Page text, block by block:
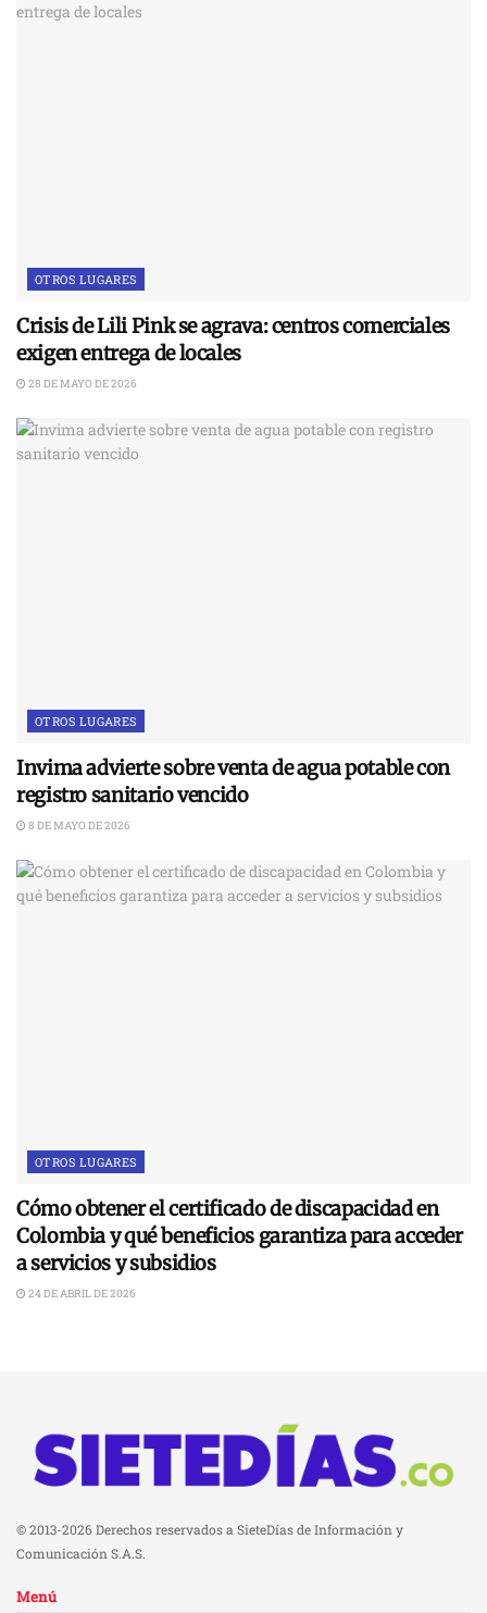
OTROS LUGARES
Crisis de Lili Pink se agrava: centros comerciales
exigen entrega de locales
28 DE MAYO DE 2026
OTROS LUGARES
Invima advierte sobre venta de agua potable con
registro sanitario vencido
8 DE MAYO DE 2026
OTROS LUGARES
Cómo obtener el certificado de discapacidad en
Colombia y qué beneficios garantiza para acceder
a servicios y subsidios
24 DE ABRIL DE 2026
© 2013-2026 Derechos reservados a SieteDías de Información y
Comunicación S.A.S.
Menú